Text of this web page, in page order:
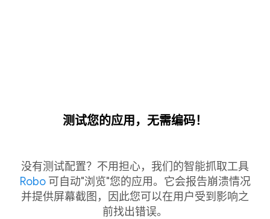
测试您的应用，无需编码！
没有测试配置？不用担心，我们的智能抓取工具
Robo可自动"浏览"您的应用。它会报告崩溃情况
并提供屏幕截图，因此您可以在用户受到影响之
前找出错误。